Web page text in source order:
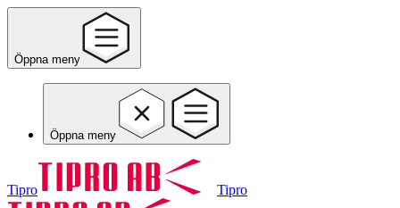
Öppna meny
Öppna meny
Tipro Tipro